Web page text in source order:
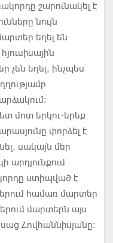
շարունակել է
նույն
եղել են
չեն եղել, ինչպես
մոտ երկու-երեք
փորձել է
սակայն մեր
արդյունքում
ստիպված է
համառ մարտեր
մարտերն այս
Հովհաննիսյանը: